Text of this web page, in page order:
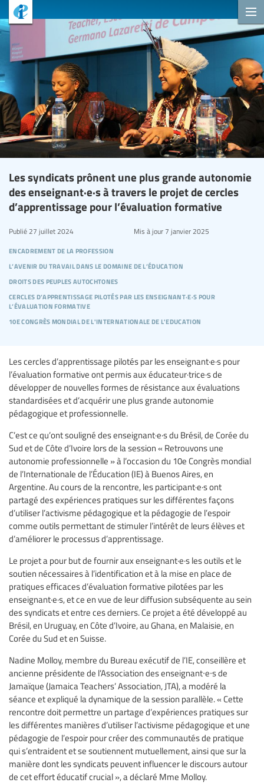
Les syndicats prônent une plus grande autonomie
des enseignant·e·s à travers le projet de cercles
d’apprentissage pour l’évaluation formative
encadrement de la profession
l’avenir du travail dans le domaine de l’éducation
droits des peuples autochtones
cercles d’apprentissage pilotés par les enseignant·e·s pour
l’évaluation formative
10e congrès mondial de l'internationale de l'education
Publié 27 juillet 2024 Mis à jour7 janvier 2025
Les cercles d’apprentissage pilotés par les enseignant·e·s pour
l’évaluation formative ont permis aux éducateur·trice·s de
développer de nouvelles formes de résistance aux évaluations
standardisées et d’acquérir une plus grande autonomie
pédagogique et professionnelle.
C’est ce qu’ont souligné des enseignant·e·s du Brésil, de Corée du
Sud et de Côte d’Ivoire lors de la session « Retrouvons une
autonomie professionnelle » à l’occasion du 10e Congrès mondial
de l’Internationale de l’Éducation (IE) à Buenos Aires, en
Argentine. Au cours de la rencontre, les participant·e·s ont
partagé des expériences pratiques sur les différentes façons
d’utiliser l’activisme pédagogique et la pédagogie de l’espoir
comme outils permettant de stimuler l’intérêt de leurs élèves et
d’améliorer le processus d’apprentissage.
Le projet a pour but de fournir aux enseignant·e·s les outils et le
soutien nécessaires à l’identification et à la mise en place de
pratiques efficaces d’évaluation formative pilotées par les
enseignant·e·s, et ce en vue de leur diffusion subséquente au sein
des syndicats et entre ces derniers. Ce projet a été développé au
Brésil, en Uruguay, en Côte d’Ivoire, au Ghana, en Malaisie, en
Corée du Sud et en Suisse.
Nadine Molloy, membre du Bureau exécutif de l’IE, conseillère et
ancienne présidente de l’Association des enseignant∙e∙s de
Jamaïque (Jamaica Teachers’ Association, JTA), a modéré la
séance et expliqué la dynamique de la session parallèle. « Cette
rencontre doit permettre un partage d’expériences pratiques sur
les différentes manières d’utiliser l’activisme pédagogique et une
pédagogie de l’espoir pour créer des communautés de pratique
qui s’entraident et se soutiennent mutuellement, ainsi que sur la
manière dont les syndicats peuvent influencer le discours autour
de cet effort éducatif crucial », a déclaré Mme Molloy.